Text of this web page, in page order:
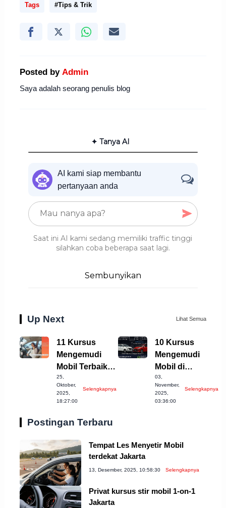
Tags #Tips & Trik
Posted by Admin
Saya adalah seorang penulis blog
✦ Tanya AI
AI kami siap membantu
pertanyaan anda
Saat ini AI kami sedang memiliki traffic tinggi
silahkan coba beberapa saat lagi.
Sembunyikan
Up Next Lihat Semua
11 Kursus
Mengemudi
Mobil Terbaik di
Banjarnegara
untuk Anda!
25,
Oktober,
2025,
18:27:00
Selengkapnya
10 Kursus
Mengemudi
Mobil di
Tasikmalaya
yang Wajib
Dicoba!
03,
November,
2025,
03:36:00
Selengkapnya
Postingan Terbaru
Tempat Les Menyetir Mobil
terdekat Jakarta
13, Desember, 2025, 10:58:30 Selengkapnya
Privat kursus stir mobil 1-on-1
Jakarta